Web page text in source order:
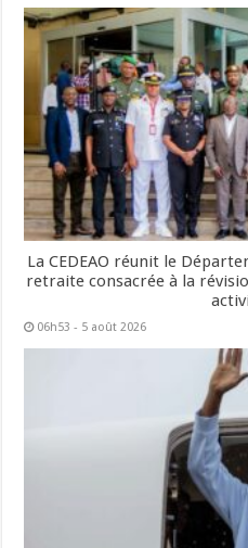
La CEDEAO réunit le
retraite consacrée à la
06h53 - 5 août 2026